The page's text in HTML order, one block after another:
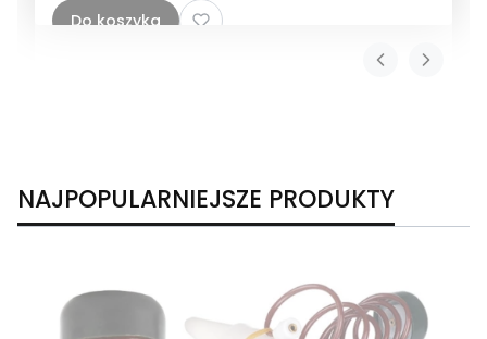
Do koszyka
NAJPOPULARNIEJSZE PRODUKTY